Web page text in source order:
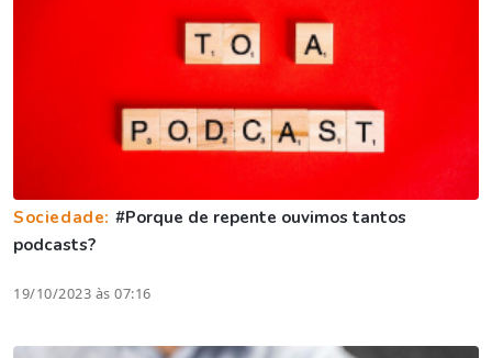
Sociedade: #Porque de repente ouvimos tantos
podcasts?
19/10/2023 às 07:16